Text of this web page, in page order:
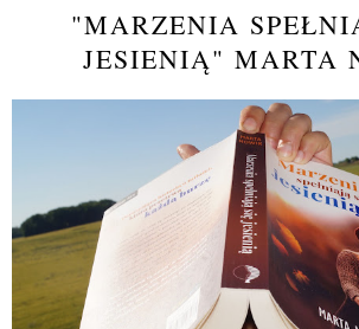
"MARZENIA
JESIENIĄ" MARTA